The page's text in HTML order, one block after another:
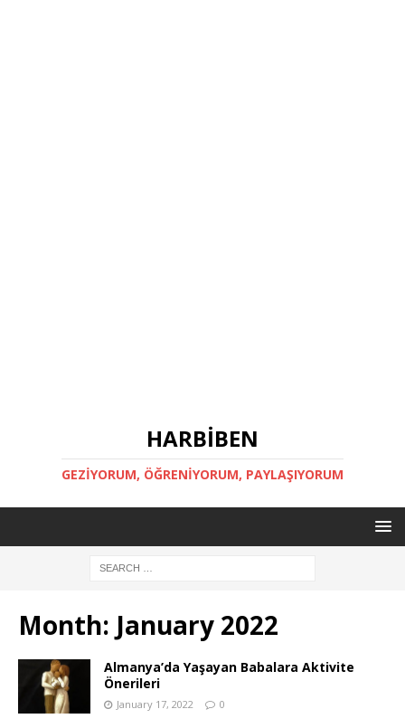
HARBİBEN
GEZİYORUM, ÖĞRENİYORUM, PAYLAŞIYORUM
Month: January 2022
Almanya’da Yaşayan Babalara Aktivite
Önerileri
January 17, 2022 0